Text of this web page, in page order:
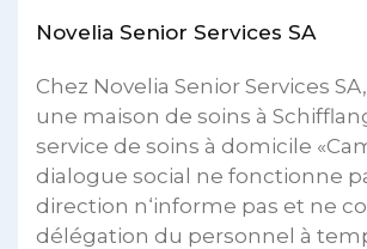
Novelia Senior Services SA
Chez Novelia Senior Services
une maison de soins à
service de soins à domicile
dialogue social ne fonctionne
direction n‘informe pas et ne
délégation du personnel à